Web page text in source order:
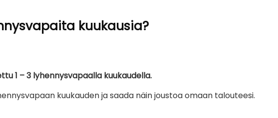
kuukausia?
1 – 3 lyhennysvapaalla kuukaudella.
kuukauden ja saada näin joustoa omaan talouteesi.